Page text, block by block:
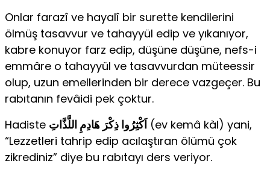
Onlar farazî ve hayalî bir surette kendilerini
ölmüş tasavvur ve tahayyül edip ve yıkanıyor,
kabre konuyor farz edip, düşüne düşüne, nefs-i
emmâre o tahayyül ve tasavvurdan müteessir
olup, uzun emellerinden bir derece vazgeçer. Bu
rabıtanın fevâidi pek çoktur.
Hadiste اَكْثِرُوا ذِكْرَ هَادِمِ اللَّذَّاتِ(ev kemâ kàl) yani,
“Lezzetleri tahrip edip acılaştıran ölümü çok
zikrediniz” diye bu rabıtayı ders veriyor.